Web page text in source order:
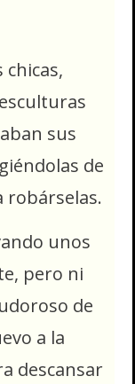
chicas,
sus
de
robárselas.
unos
pero ni
de
a la
descansar